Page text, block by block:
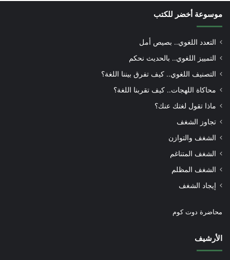
موسوعة أخضر للكتب
التعدد اللغوي.. بصيص أمل
التمييز اللغوي.. بالحديث نحكم
التصنيف اللغوي.. كيف تفرق بيننا اللغة؟
محاكاة اللهجات.. كيف تقربنا اللغة؟
ماذا تقول لغتك عنك؟
تجاوز الشغف
الشغف والتوازن
الشغف المتناغم
الشغف المظلم
إيجاد الشغف
محاضرة دوت كوم
الأرشيف